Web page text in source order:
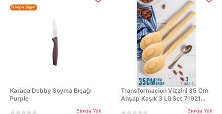
Karaca Debby Soyma Bıçağı
Purple
Kelepir Sepet
Stokta Yok
Transformacion Vizzini 35 Cm
Ahşap Kaşık 3 Lü Set 71921...
Stokta Yok